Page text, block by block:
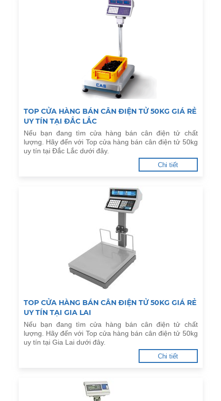
TOP CỬA HÀNG BÁN CÂN ĐIỆN TỬ 50KG GIÁ RẺ
UY TÍN TẠI ĐẮC LẮC
Nếu bạn đang tìm cửa hàng bán cân điện tử chất
lượng. Hãy đến với Top cửa hàng bán cân điện tử 50kg
uy tín tại Đắc Lắc dưới đây.
Chi tiết
TOP CỬA HÀNG BÁN CÂN ĐIỆN TỬ 50KG GIÁ RẺ
UY TÍN TẠI GIA LAI
Nếu bạn đang tìm cửa hàng bán cân điện tử chất
lượng. Hãy đến với Top cửa hàng bán cân điện tử 50kg
uy tín tại Gia Lai dưới đây.
Chi tiết